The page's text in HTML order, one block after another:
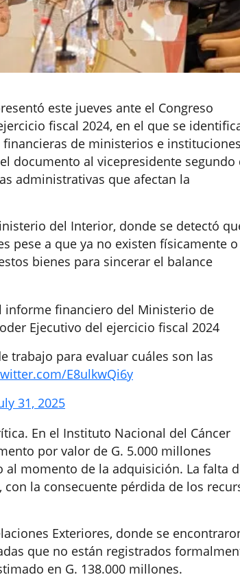
este jueves ante el Congreso
fiscal 2024, en el que se
de ministerios e instituciones
documento al vicepresidente segundo
administrativas que afectan la
del Interior, donde se detectó
pese a que ya no existen físicamente o
bienes para sincerar el balance
informe financiero del Ministerio de
Ejecutivo del ejercicio fiscal 2024
trabajo para evaluar cuáles son las
E8ulkwQi6y
31, 2025
En el Instituto Nacional del Cáncer
por valor de G. 5.000 millones
momento de la adquisición. La falta
la consecuente pérdida de los
Exteriores, donde se
que no están registrados
en G. 138.000 millones.